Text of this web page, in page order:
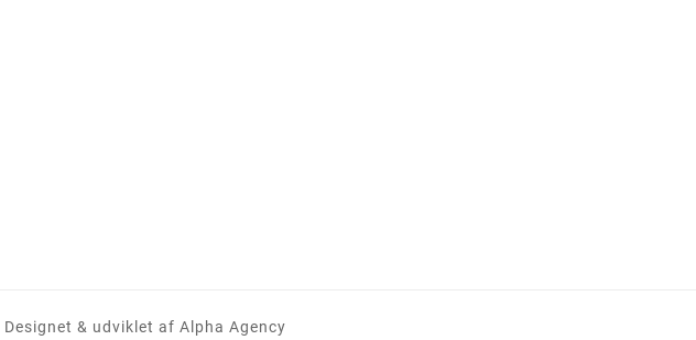
& udviklet af Alpha Agency